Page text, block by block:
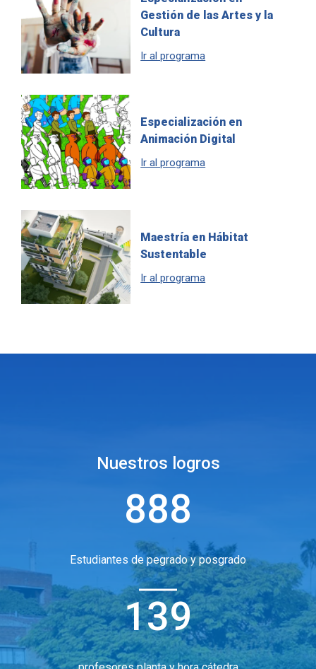
Gestión de las Artes y la
Cultura
Ir al programa
Especialización en
Animación Digital
Ir al programa
Maestría en Hábitat
Sustentable
Ir al programa
Nuestros logros
888
Estudiantes de pegrado y posgrado
139